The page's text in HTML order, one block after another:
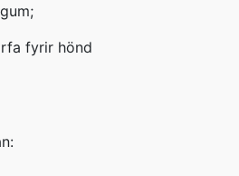
fyrir hönd